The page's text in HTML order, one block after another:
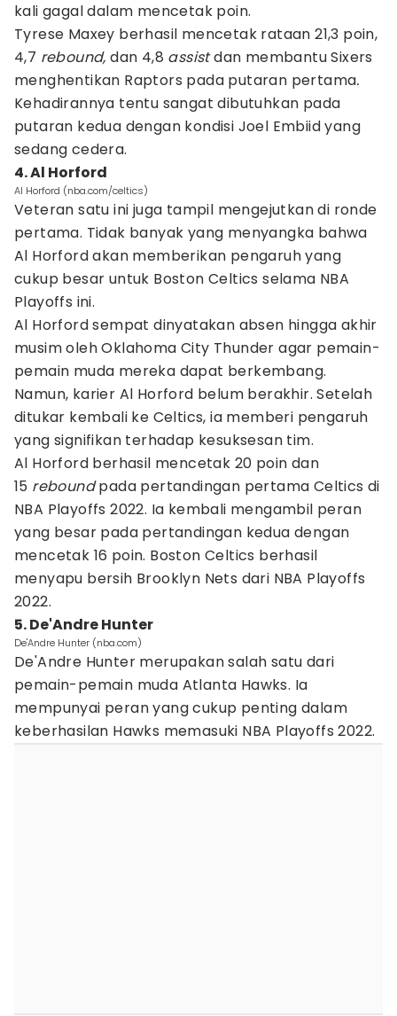
kali gagal dalam mencetak poin.
Tyrese Maxey berhasil mencetak rataan 21,3 poin,
4,7 rebound,dan 4,8 assistdan membantu Sixers
menghentikan Raptors pada putaran pertama.
Kehadirannya tentu sangat dibutuhkan pada
putaran kedua dengan kondisi Joel Embiid yang
sedang cedera.
4. Al Horford
Al Horford (nba.com/celtics)
Veteran satu ini juga tampil mengejutkan di ronde
pertama. Tidak banyak yang menyangka bahwa
Al Horford akan memberikan pengaruh yang
cukup besar untuk Boston Celtics selama NBA
Playoffs ini.
Al Horford sempat dinyatakan absen hingga akhir
musim oleh Oklahoma City Thunder agar pemain-
pemain muda mereka dapat berkembang.
Namun, karier Al Horford belum berakhir. Setelah
ditukar kembali ke Celtics, ia memberi pengaruh
yang signifikan terhadap kesuksesan tim.
Al Horford berhasil mencetak 20 poin dan
15 reboundpada pertandingan pertama Celtics di
NBA Playoffs 2022. Ia kembali mengambil peran
yang besar pada pertandingan kedua dengan
mencetak 16 poin. Boston Celtics berhasil
menyapu bersih Brooklyn Nets dari NBA Playoffs
2022.
5. De'Andre Hunter
De'Andre Hunter (nba.com)
De'Andre Hunter merupakan salah satu dari
pemain-pemain muda Atlanta Hawks. Ia
mempunyai peran yang cukup penting dalam
keberhasilan Hawks memasuki NBA Playoffs 2022.